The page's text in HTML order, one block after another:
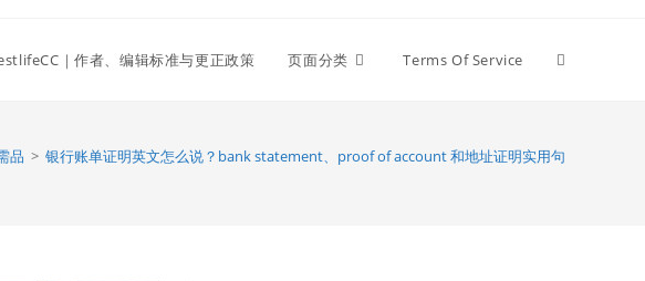
｜作者、编辑标准与更正政策 页面分类 Terms Of Service
品 > 银行账单证明英文怎么说？bank statement、proof of account 和地址证明实用句